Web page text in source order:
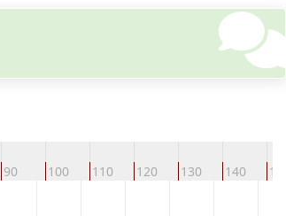
90 100 110 120 130 140